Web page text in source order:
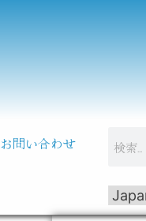
お問い合わせ